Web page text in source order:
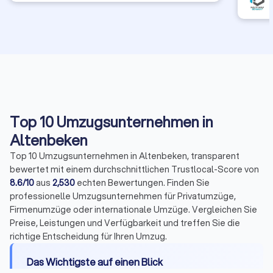
Top 10 Umzugsunternehmen in
Altenbeken
Top 10 Umzugsunternehmen in Altenbeken, transparent
bewertet mit einem durchschnittlichen Trustlocal-Score von
8.6/10aus 2,530 echten Bewertungen. Finden Sie
professionelle Umzugsunternehmen für Privatumzüge,
Firmenumzüge oder internationale Umzüge. Vergleichen Sie
Preise, Leistungen und Verfügbarkeit und treffen Sie die
richtige Entscheidung für Ihren Umzug.
Das Wichtigste auf einen Blick